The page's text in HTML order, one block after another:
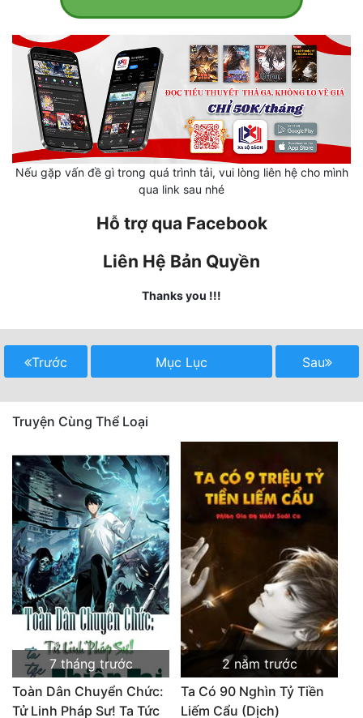
Mạt Thế
Mỹ Thực
Ngôn Tình
Ngược
Quan Trường
Quân Sự
Sủng
Thanh Xuân
Tiên Hiệp
Tiểu Thuyết
Trinh Thám
Triều Đấu
Trùng Sinh
Trọng Sinh
Nếu gặp vấn đề gì trong quá trình tải, vui lòng liên hệ cho mình
qua link sau nhé
Hỗ trợ qua Facebook
Liên Hệ Bản Quyền
Thanks you !!!
Trước Mục Lục Sau
Truyện Cùng Thể Loại
7 tháng trước
Toàn Dân Chuyển Chức:
Tử Linh Pháp Sư! Ta Tức
2 năm trước
Ta Có 90 Nghìn Tỷ Tiền
Liếm Cẩu (Dịch)